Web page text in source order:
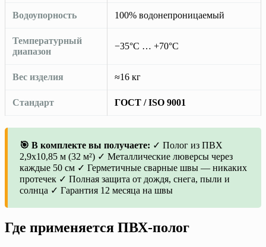
Водоупорность 100% водонепроницаемый
Температурный
диапазон
−35°C … +70°C
Вес изделия ≈16 кг
Стандарт ГОСТ / ISO 9001
🎯 В комплекте вы получаете: ✓ Полог из ПВХ
2,9х10,85 м (32 м²) ✓ Металлические люверсы через
каждые 50 см ✓ Герметичные сварные швы — никаких
протечек ✓ Полная защита от дождя, снега, пыли и
солнца ✓ Гарантия 12 месяца на швы
Где применяется ПВХ-полог